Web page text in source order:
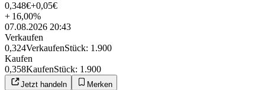
0,348€+0,05€
+ 16,00%
07.08.2026 20:43
Verkaufen
0,324VerkaufenStück: 1.900
Kaufen
0,358KaufenStück: 1.900
Jetzt handeln Merken